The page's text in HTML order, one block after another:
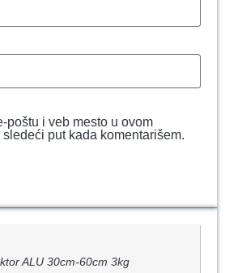
poštu i veb mesto u ovom
put kada komentarišem.
ALU 30cm-60cm 3kg